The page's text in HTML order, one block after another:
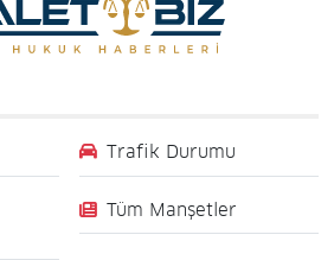
Trafik Durumu
Tüm Manşetler